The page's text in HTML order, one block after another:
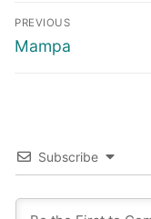
Post
navigation
PREVIOUS
Previous
Mampa
Subscribe